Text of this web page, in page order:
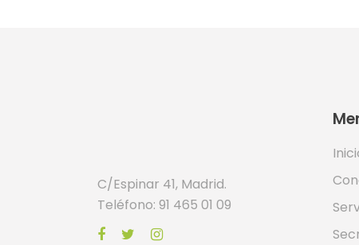
C/Espinar 41, Madrid.
Teléfono: 91 465 01 09